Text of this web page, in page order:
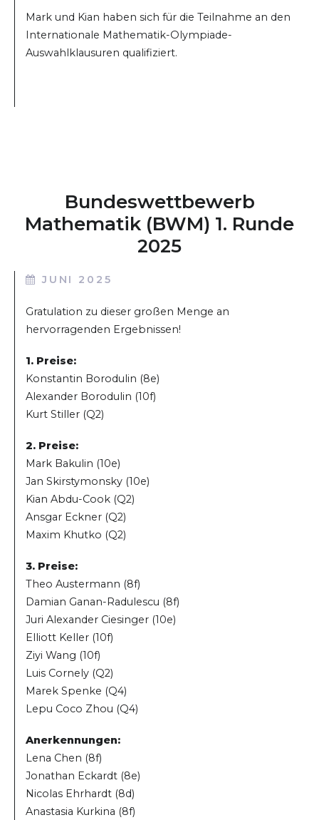
Mark und Kian haben sich für die Teilnahme an den
Internationale Mathematik-Olympiade-
Auswahlklausuren qualifiziert.
Bundeswettbewerb
Mathematik (BWM) 1. Runde
2025
JUNI 2025
Gratulation zu dieser großen Menge an
hervorragenden Ergebnissen!
1. Preise:
Konstantin Borodulin (8e)
Alexander Borodulin (10f)
Kurt Stiller (Q2)
2. Preise:
Mark Bakulin (10e)
Jan Skirstymonsky (10e)
Kian Abdu-Cook (Q2)
Ansgar Eckner (Q2)
Maxim Khutko (Q2)
3. Preise:
Theo Austermann (8f)
Damian Ganan-Radulescu (8f)
Juri Alexander Ciesinger (10e)
Elliott Keller (10f)
Ziyi Wang (10f)
Luis Cornely (Q2)
Marek Spenke (Q4)
Lepu Coco Zhou (Q4)
Anerkennungen:
Lena Chen (8f)
Jonathan Eckardt (8e)
Nicolas Ehrhardt (8d)
Anastasia Kurkina (8f)